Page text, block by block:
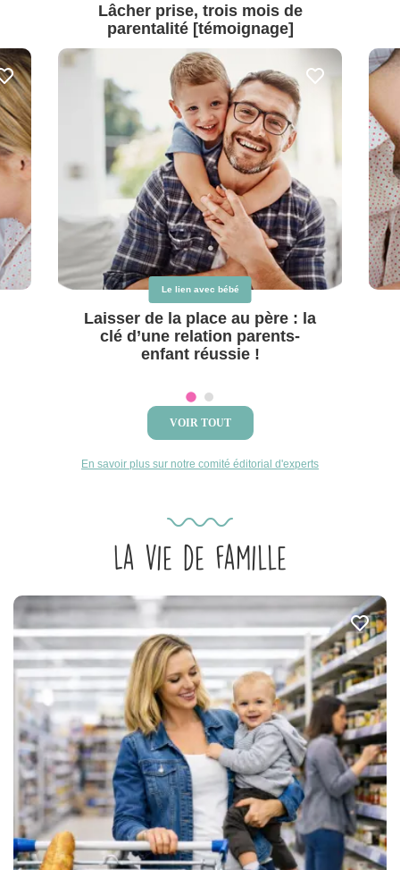
Lâcher prise, trois mois de
parentalité [témoignage]
Le lien avec bébé
Laisser de la place au père : la
clé d’une relation parents-
enfant réussie !
VOIR TOUT
En savoir plus sur notre comité éditorial d'experts
La vie de famille